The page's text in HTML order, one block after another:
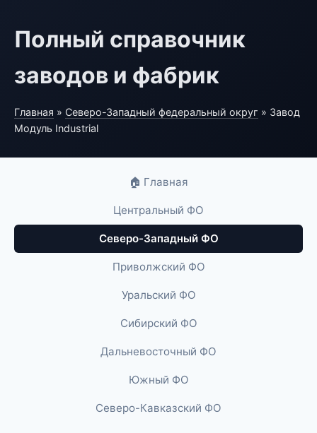
Полный справочник
заводов и фабрик
Главная » Северо-Западный федеральный округ » Завод
Модуль Industrial
🏠 Главная
Центральный ФО
Северо-Западный ФО
Приволжский ФО
Уральский ФО
Сибирский ФО
Дальневосточный ФО
Южный ФО
Северо-Кавказский ФО